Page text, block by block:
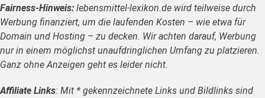
Fairness-Hinweis: lebensmittel-lexikon.de wird teilweise durch
Werbung finanziert, um die laufenden Kosten – wie etwa für
Domain und Hosting – zu decken. Wir achten darauf, Werbung
nur in einem möglichst unaufdringlichen Umfang zu platzieren.
Ganz ohne Anzeigen geht es leider nicht.
Affiliate Links: Mit * gekennzeichnete Links und Bildlinks sind